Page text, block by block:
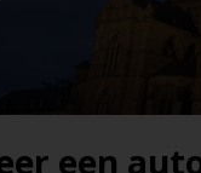
een